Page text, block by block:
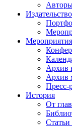
Издательство
Мероприятия
Архив
Архив
Пресс-
История
От